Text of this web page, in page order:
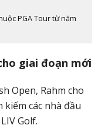
PGA Tour từ năm
giai đoạn mới
Open, Rahm cho
kiếm các nhà đầu
LIV Golf.